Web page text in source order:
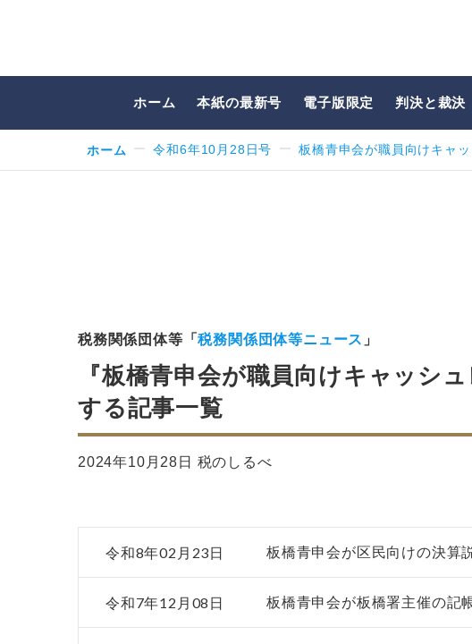
ホーム 本紙の最新号 電子版限定 判決と裁決
ホーム 令和6年10月28日号 板橋青申会が職員向けキャ
税務関係団体等「税務関係団体等ニュース 」
『板橋青申会が職員向けキャッシ
する記事一覧
2024年10月28日 税のしるべ
令和8年02月23日 板橋青申会が区民向けの決算
令和7年12月08日 板橋青申会が板橋署主催の記